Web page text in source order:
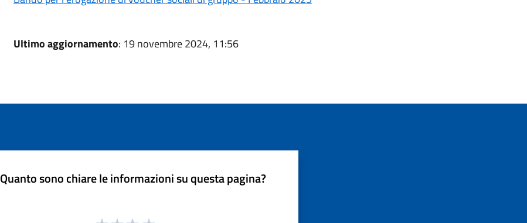
Ultimo aggiornamento: 19 novembre 2024, 11:56
Quanto sono chiare le informazioni su questa pagina?